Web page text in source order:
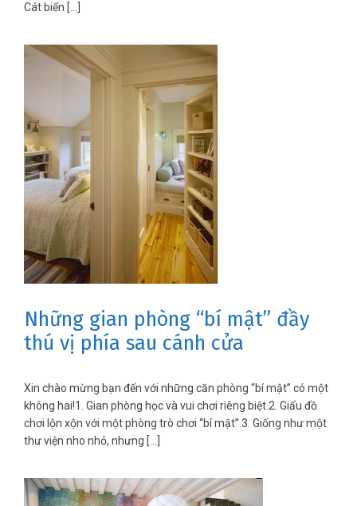
Cát biển […]
Những gian phòng “bí mật” đầy
thú vị phía sau cánh cửa
Xin chào mừng bạn đến với những căn phòng “bí mật” có một
không hai!1. Gian phòng học và vui chơi riêng biệt.2. Giấu đồ
chơi lộn xộn với một phòng trò chơi “bí mật”.3. Giống như một
thư viện nho nhỏ, nhưng […]